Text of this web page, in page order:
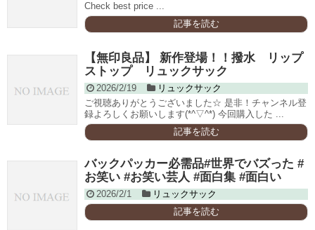
Check best price ...
記事を読む
【無印良品】 新作登場！！撥水 リップ
ストップ リュックサック
2026/2/19
リュックサック
ご視聴ありがとうございました☆ 是非！チャンネル登
録よろしくお願いします(*^▽^*) 今回購入した ...
記事を読む
バックパッカー必需品#世界でバズった #
お笑い #お笑い芸人 #面白集 #面白い
2026/2/1
リュックサック
記事を読む